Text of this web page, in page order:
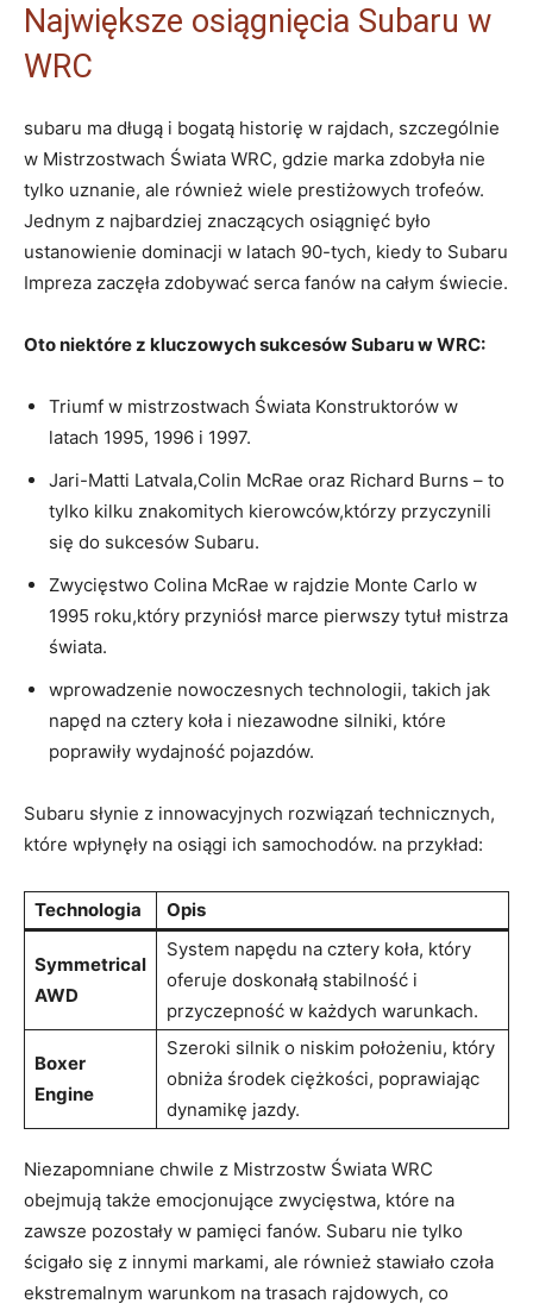
Największe osiągnięcia Subaru w
WRC
subaru ma długą i bogatą historię w rajdach, szczególnie
w Mistrzostwach Świata WRC, gdzie marka zdobyła nie
tylko uznanie, ale również wiele prestiżowych trofeów.
Jednym z najbardziej znaczących osiągnięć było
ustanowienie dominacji w latach 90-tych, kiedy to Subaru
Impreza zaczęła zdobywać serca fanów na całym świecie.
Oto niektóre z kluczowych sukcesów Subaru w WRC:
Triumf w mistrzostwach Świata Konstruktorów w
latach 1995, 1996 i 1997.
Jari-Matti Latvala,Colin McRae oraz Richard Burns – to
tylko kilku znakomitych kierowców,którzy przyczynili
się do sukcesów Subaru.
Zwycięstwo Colina McRae w rajdzie Monte Carlo w
1995 roku,który przyniósł marce pierwszy tytuł mistrza
świata.
wprowadzenie nowoczesnych technologii, takich jak
napęd na cztery koła i niezawodne silniki, które
poprawiły wydajność pojazdów.
Subaru słynie z innowacyjnych rozwiązań technicznych,
które wpłynęły na osiągi ich samochodów. na przykład:
Technologia Opis
Symmetrical
AWD
System napędu na cztery koła, który
oferuje doskonałą stabilność i
przyczepność w każdych warunkach.
Boxer
Engine
Szeroki silnik o niskim położeniu, który
obniża środek ciężkości, poprawiając
dynamikę jazdy.
Niezapomniane chwile z Mistrzostw Świata WRC
obejmują także emocjonujące zwycięstwa, które na
zawsze pozostały w pamięci fanów. Subaru nie tylko
ścigało się z innymi markami, ale również stawiało czoła
ekstremalnym warunkom na trasach rajdowych, co